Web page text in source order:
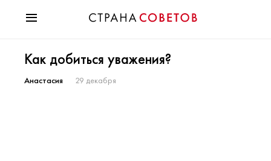
Мода
Звезды
Как добиться уважения?
Анастасия 29 декабря